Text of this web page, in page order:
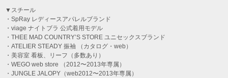
▼スチール
・SpRay レディースアパレルブランド
・viage ナイトブラ 公式着用モデル
・THEE MAD COUNTRY’S STORE ユニセックスブランド
・ATELIER STEADY 振袖 （カタログ・web）
・美容室 看板、リーフ（多数あり）
・WEGO web store （2012〜2013年専属）
・JUNGLE JALOPY（web2012〜2013年専属）